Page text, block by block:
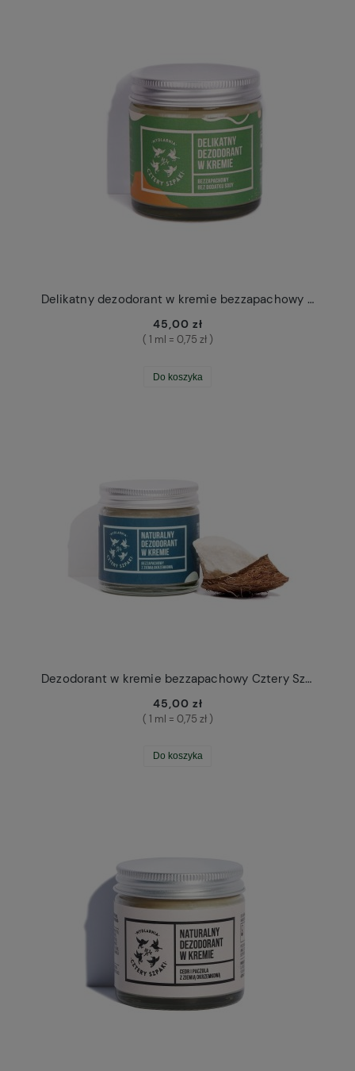
Delikatny dezodorant w kremie bezzapachowy Cztery Szpaki
45,00 zł
( 1 ml = 0,75 zł )
Do koszyka
Dezodorant w kremie bezzapachowy Cztery Szpaki
45,00 zł
( 1 ml = 0,75 zł )
Do koszyka